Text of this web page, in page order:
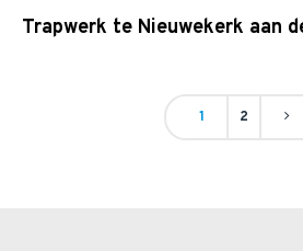
Trapwerk te Nieuwekerk aan
1 2